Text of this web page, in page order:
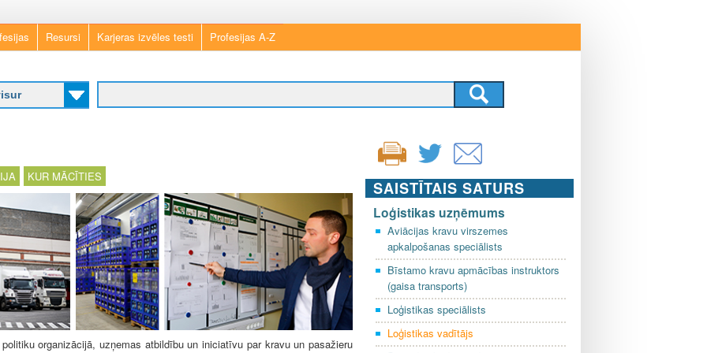
Skip
to
Resursi Karjeras izvēles testi Profesijas A-Z
KUR MĀCĪTIES
organizācijā, uzņemas atbildību un iniciatīvu par kravu un pasažieru
SAISTĪTAIS SATURS
Loģistikas uzņēmums
Aviācijas kravu virszemes
apkalpošanas speciālists
Bīstamo kravu apmācības instruktors
(gaisa transports)
Loģistikas speciālists
Loģistikas vadītājs